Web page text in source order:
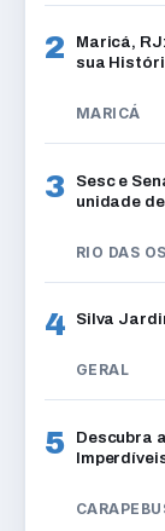
2
Maricá,
sua
MARICÁ
3
Sesc e
unidade
RIO DAS
4 Silva
GERAL
5
Descubra